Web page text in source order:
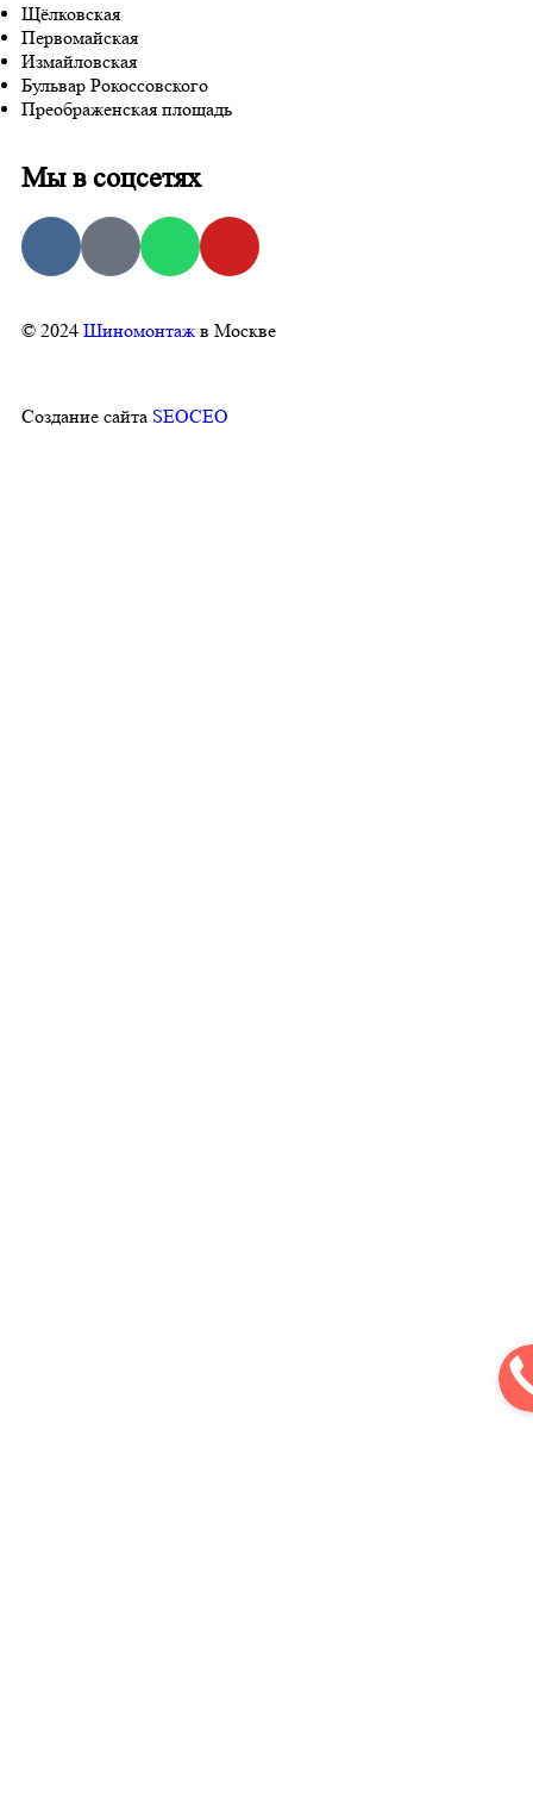
Щёлковская
Первомайская
Измайловская
Бульвар Рокоссовского
Преображенская площадь
Мы в соцсетях
© 2024 Шиномонтаж в Москве
Создание сайта SEOCEO